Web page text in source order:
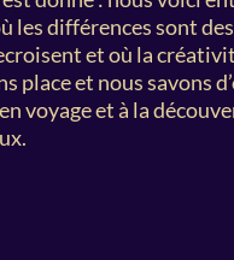
les différences sont
et où la
place et nous savons
voyage et à la